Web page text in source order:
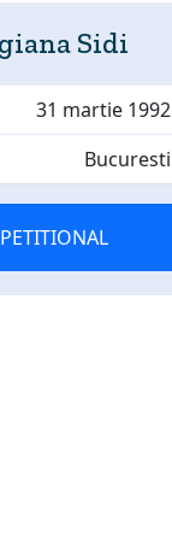
Sidi
31 martie 1992
Bucuresti